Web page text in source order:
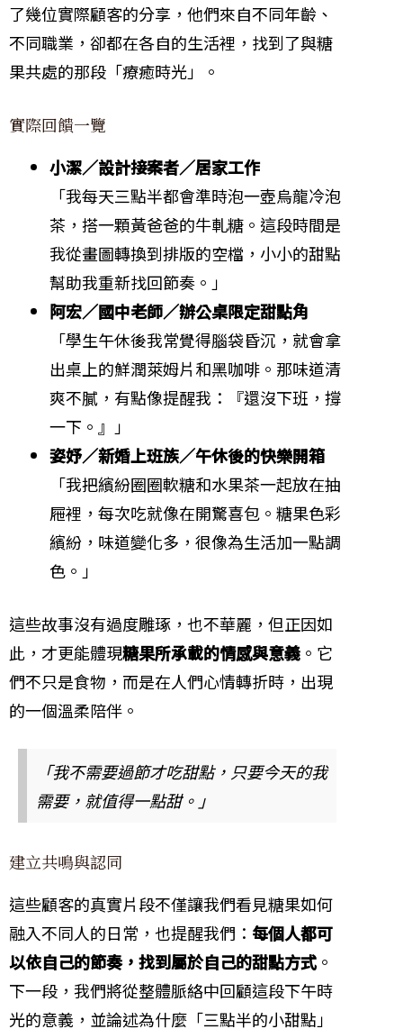
了幾位實際顧客的分享，他們來自不同年齡、
不同職業，卻都在各自的生活裡，找到了與糖
果共處的那段「療癒時光」。
實際回饋一覽
小潔／設計接案者／居家工作
「我每天三點半都會準時泡一壺烏龍冷泡
茶，搭一顆黃爸爸的牛軋糖。這段時間是
我從畫圖轉換到排版的空檔，小小的甜點
幫助我重新找回節奏。」
阿宏／國中老師／辦公桌限定甜點角
「學生午休後我常覺得腦袋昏沉，就會拿
出桌上的鮮潤萊姆片和黑咖啡。那味道清
爽不膩，有點像提醒我：『還沒下班，撐
一下。』」
姿妤／新婚上班族／午休後的快樂開箱
「我把繽紛圈圈軟糖和水果茶一起放在抽
屜裡，每次吃就像在開驚喜包。糖果色彩
繽紛，味道變化多，很像為生活加一點調
色。」
這些故事沒有過度雕琢，也不華麗，但正因如
此，才更能體現糖果所承載的情感與意義 。它
們不只是食物，而是在人們心情轉折時，出現
的一個溫柔陪伴。
「我不需要過節才吃甜點，只要今天的我
需要，就值得一點甜。」
建立共鳴與認同
這些顧客的真實片段不僅讓我們看見糖果如何
融入不同人的日常，也提醒我們： 每個人都可
以依自己的節奏，找到屬於自己的甜點方式。
下一段，我們將從整體脈絡中回顧這段下午時
光的意義，並論述為什麼「三點半的小甜點」